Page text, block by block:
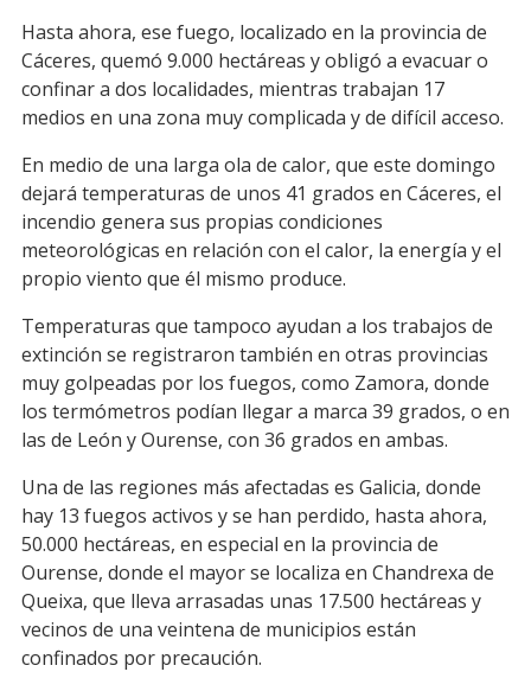
Hasta ahora, ese fuego, localizado en la provincia de
Cáceres, quemó 9.000 hectáreas y obligó a evacuar o
confinar a dos localidades, mientras trabajan 17
medios en una zona muy complicada y de difícil acceso.
En medio de una larga ola de calor, que este domingo
dejará temperaturas de unos 41 grados en Cáceres, el
incendio genera sus propias condiciones
meteorológicas en relación con el calor, la energía y el
propio viento que él mismo produce.
Temperaturas que tampoco ayudan a los trabajos de
extinción se registraron también en otras provincias
muy golpeadas por los fuegos, como Zamora, donde
los termómetros podían llegar a marca 39 grados, o en
las de León y Ourense, con 36 grados en ambas.
Una de las regiones más afectadas es Galicia, donde
hay 13 fuegos activos y se han perdido, hasta ahora,
50.000 hectáreas, en especial en la provincia de
Ourense, donde el mayor se localiza en Chandrexa de
Queixa, que lleva arrasadas unas 17.500 hectáreas y
vecinos de una veintena de municipios están
confinados por precaución.